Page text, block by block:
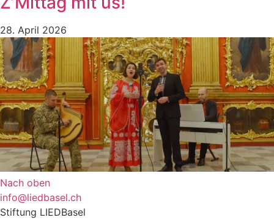
28. April 2026
Nach oben
info@liedbasel.ch
Stiftung LIEDBasel